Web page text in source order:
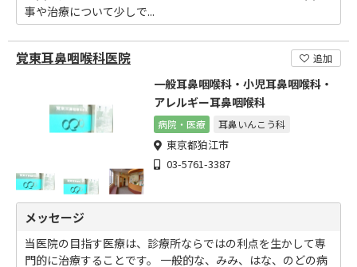
事や治療について少しで...
覚東耳鼻咽喉科医院 追加
一般耳鼻咽喉科・小児耳鼻咽喉科・
アレルギー耳鼻咽喉科
病院・医療 耳鼻いんこう科
東京都狛江市
03-5761-3387
メッセージ
当医院の目指す医療は、診療所ならではの利点を生かして専
門的に治療することです。 一般的な、みみ、はな、のどの病